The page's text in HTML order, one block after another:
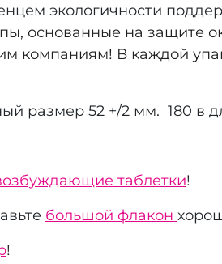
экологичности
основанные на защите
компаниям! В каждой
размер 52 +/2 мм. 180 в
таблетки!
большой флакон
!